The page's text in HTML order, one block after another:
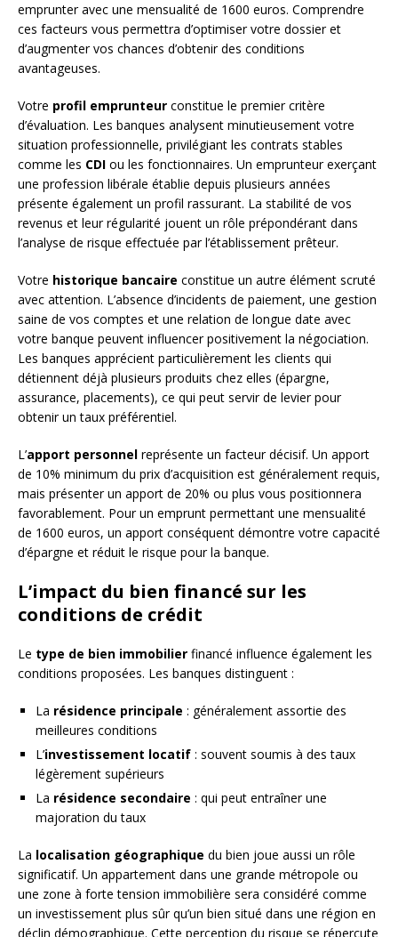
emprunter avec une mensualité de 1600 euros. Comprendre
ces facteurs vous permettra d’optimiser votre dossier et
d’augmenter vos chances d’obtenir des conditions
avantageuses.
Votre profil emprunteur constitue le premier critère
d’évaluation. Les banques analysent minutieusement votre
situation professionnelle, privilégiant les contrats stables
comme les CDI ou les fonctionnaires. Un emprunteur exerçant
une profession libérale établie depuis plusieurs années
présente également un profil rassurant. La stabilité de vos
revenus et leur régularité jouent un rôle prépondérant dans
l’analyse de risque effectuée par l’établissement prêteur.
Votre historique bancaire constitue un autre élément scruté
avec attention. L’absence d’incidents de paiement, une gestion
saine de vos comptes et une relation de longue date avec
votre banque peuvent influencer positivement la négociation.
Les banques apprécient particulièrement les clients qui
détiennent déjà plusieurs produits chez elles (épargne,
assurance, placements), ce qui peut servir de levier pour
obtenir un taux préférentiel.
L’apport personnel représente un facteur décisif. Un apport
de 10% minimum du prix d’acquisition est généralement requis,
mais présenter un apport de 20% ou plus vous positionnera
favorablement. Pour un emprunt permettant une mensualité
de 1600 euros, un apport conséquent démontre votre capacité
d’épargne et réduit le risque pour la banque.
L’impact du bien financé sur les
conditions de crédit
Le type de bien immobilier financé influence également les
conditions proposées. Les banques distinguent :
La résidence principale : généralement assortie des
meilleures conditions
L’investissement locatif : souvent soumis à des taux
légèrement supérieurs
La résidence secondaire : qui peut entraîner une
majoration du taux
La localisation géographique du bien joue aussi un rôle
significatif. Un appartement dans une grande métropole ou
une zone à forte tension immobilière sera considéré comme
un investissement plus sûr qu’un bien situé dans une région en
déclin démographique. Cette perception du risque se répercute